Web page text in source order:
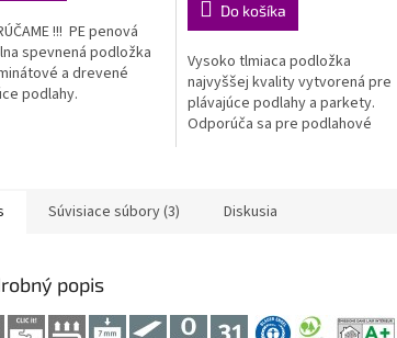
!!! PE penová
spevnená podložka
a drevené
podlahy.
hviezdičiek.
Do košíka
Vysoko tlmiaca podložka
najvyššej kvality vytvorená pre
plávajúce podlahy a parkety.
Odporúča sa pre podlahové
Súvisiace súbory (3) Diskusia
popis